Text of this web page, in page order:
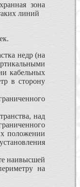
зона
линий
недр (на
кабельных
в сторону
над
положении
наивысшей
на